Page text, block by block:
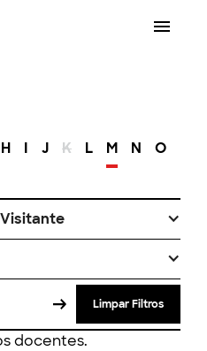
H I J K L M N O
Limpar Filtros
docentes.